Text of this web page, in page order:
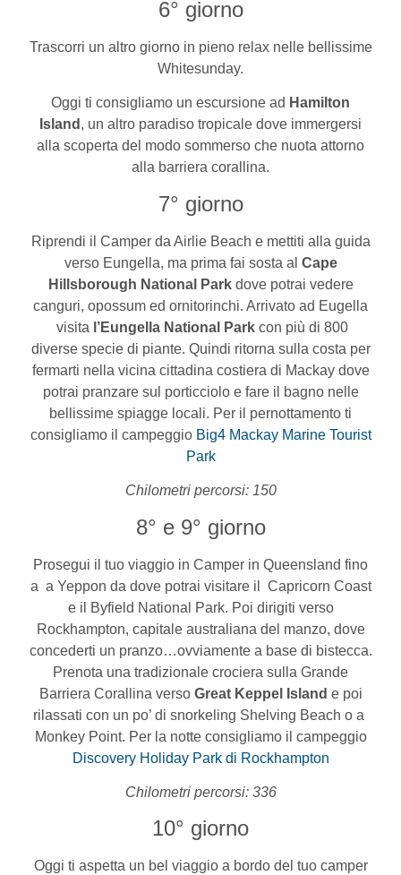
6° giorno
Trascorri un altro giorno in pieno relax nelle bellissime
Whitesunday.
Oggi ti consigliamo un escursione ad Hamilton
Island , un altro paradiso tropicale dove immergersi
alla scoperta del modo sommerso che nuota attorno
alla barriera corallina.
7° giorno
Riprendi il Camper da Airlie Beach e mettiti alla guida
verso Eungella, ma prima fai sosta al Cape
Hillsborough National Parkdove potrai vedere
canguri, opossum ed ornitorinchi. Arrivato ad Eugella
visita l’Eungella National Park con più di 800
diverse specie di piante. Quindi ritorna sulla costa per
fermarti nella vicina cittadina costiera di Mackay dove
potrai pranzare sul porticciolo e fare il bagno nelle
bellissime spiagge locali. Per il pernottamento ti
consigliamo il campeggio Big4 Mackay Marine Tourist
Park
Chilometri percorsi: 150
8° e 9° giorno
Prosegui il tuo viaggio in Camper in Queensland fino
a a Yeppon da dove potrai visitare il Capricorn Coast
e il Byfield National Park. Poi dirigiti verso
Rockhampton, capitale australiana del manzo, dove
concederti un pranzo…ovviamente a base di bistecca.
Prenota una tradizionale crociera sulla Grande
Barriera Corallina verso Great Keppel Island e poi
rilassati con un po’ di snorkeling Shelving Beach o a
Monkey Point. Per la notte consigliamo il campeggio
Discovery Holiday Park di Rockhampton
Chilometri percorsi: 336
10° giorno
Oggi ti aspetta un bel viaggio a bordo del tuo camper